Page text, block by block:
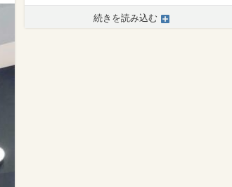
続きを読み込む